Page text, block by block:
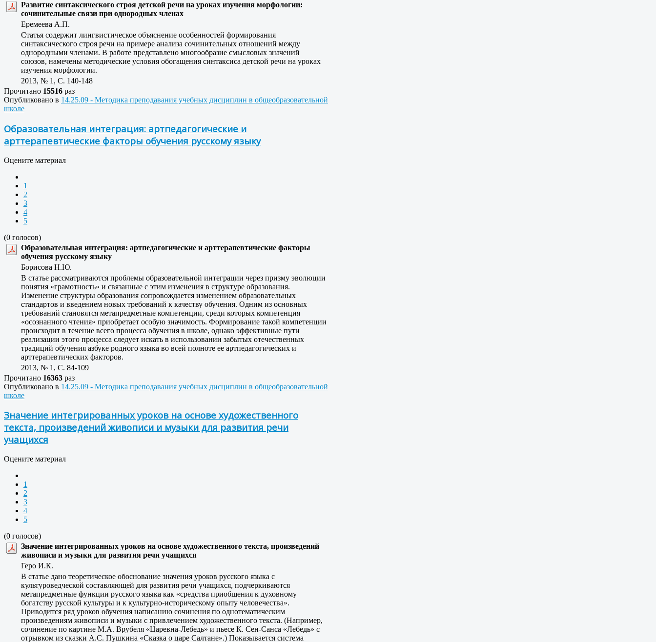
Развитие синтаксического строя детской речи на уроках изучения морфологии:
сочинительные связи при однородных членах
Еремеева А.П.
Статья содержит лингвистическое объяснение особенностей формирования
синтаксического строя речи на примере анализа сочинительных отношений между
однородными членами. В работе представлено многообразие смысловых значений
союзов, намечены методические условия обогащения синтаксиса детской речи на уроках
изучения морфологии.
2013, № 1, C. 140-148
Прочитано 15516 раз
Опубликовано в 14.25.09 - Методика преподавания учебных дисциплин в общеобразовательной
школе
Образовательная интеграция: артпедагогические и
арттерапевтические факторы обучения русскому языку
Оцените материал
1
2
3
4
5
(0 голосов)
Образовательная интеграция: артпедагогические и арттерапевтические факторы
обучения русскому языку
Борисова Н.Ю.
В статье рассматриваются проблемы образовательной интеграции через призму эволюции
понятия «грамотность» и связанные с этим изменения в структуре образования.
Изменение структуры образования сопровождается изменением образовательных
стандартов и введением новых требований к качеству обучения. Одним из основных
требований становятся метапредметные компетенции, среди которых компетенция
«осознанного чтения» приобретает особую значимость. Формирование такой компетенции
происходит в течение всего процесса обучения в школе, однако эффективные пути
реализации этого процесса следует искать в использовании забытых отечественных
традиций обучения азбуке родного языка во всей полноте ее артпедагогических и
арттерапевтических факторов.
2013, № 1, C. 84-109
Прочитано 16363 раз
Опубликовано в 14.25.09 - Методика преподавания учебных дисциплин в общеобразовательной
школе
Значение интегрированных уроков на основе художественного
текста, произведений живописи и музыки для развития речи
учащихся
Оцените материал
1
2
3
4
5
(0 голосов)
Значение интегрированных уроков на основе художественного текста, произведений
живописи и музыки для развития речи учащихся
Геро И.К.
В статье дано теоретическое обоснование значения уроков русского языка с
культуроведческой составляющей для развития речи учащихся, подчеркиваются
метапредметные функции русского языка как «средства приобщения к духовному
богатству русской культуры и к культурно-историческому опыту человечества».
Приводится ряд уроков обучения написанию сочинения по однотематическим
произведениям живописи и музыки с привлечением художественного текста. (Например,
сочинение по картине М.А. Врубеля «Царевна-Лебедь» и пьесе К. Сен-Санса «Лебедь» с
отрывком из сказки А.С. Пушкина «Сказка о царе Салтане».) Показывается система